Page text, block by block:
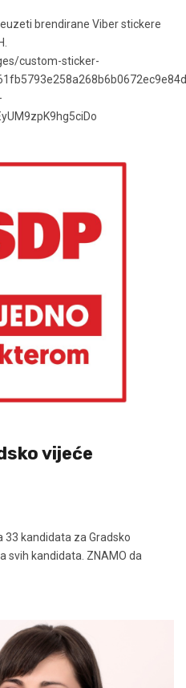
brendirane Viber stickere
custom-sticker-
vijeće
33 kandidata za Gradsko
svih kandidata. ZNAMO da